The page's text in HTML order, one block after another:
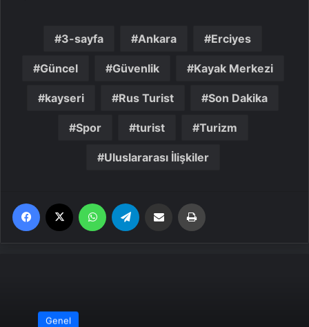
3-sayfa Ankara Erciyes
Güncel Güvenlik Kayak Merkezi
kayseri Rus Turist Son Dakika
Spor turist Turizm
Uluslararası İlişkiler
Facebook WhatsApp Email'den paylaş
Genel